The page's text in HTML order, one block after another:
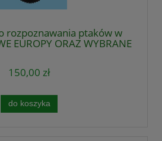
rozpoznawania ptaków w
EUROPY ORAZ WYBRANE
150,00 zł
do koszyka